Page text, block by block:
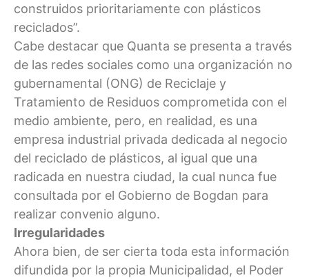
construidos prioritariamente con plásticos
reciclados”.
Cabe destacar que Quanta se presenta a través
de las redes sociales como una organización no
gubernamental (ONG) de Reciclaje y
Tratamiento de Residuos comprometida con el
medio ambiente, pero, en realidad, es una
empresa industrial privada dedicada al negocio
del reciclado de plásticos, al igual que una
radicada en nuestra ciudad, la cual nunca fue
consultada por el Gobierno de Bogdan para
realizar convenio alguno.
Irregularidades
Ahora bien, de ser cierta toda esta información
difundida por la propia Municipalidad, el Poder